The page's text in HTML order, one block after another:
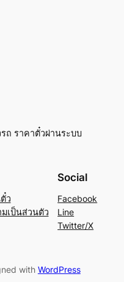
รถ ราคาตั๋วผ่านระบบ
ว
เป็นส่วนตัว
Social
Facebook
Line
Twitter/X
with WordPress